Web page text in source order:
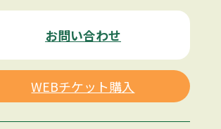
お問い合わせ
WEBチケット購入